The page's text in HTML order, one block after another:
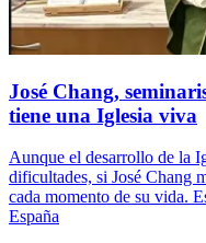
José Chang,
tiene una Iglesia viva
Aunque el desarrollo de la
dificultades, si José Chang
cada momento de su vida.
España